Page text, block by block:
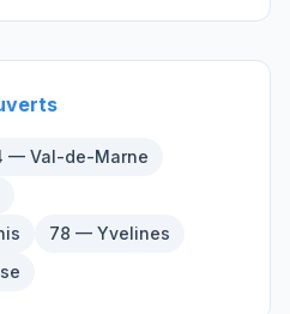
— Val-de-Marne
78 — Yvelines